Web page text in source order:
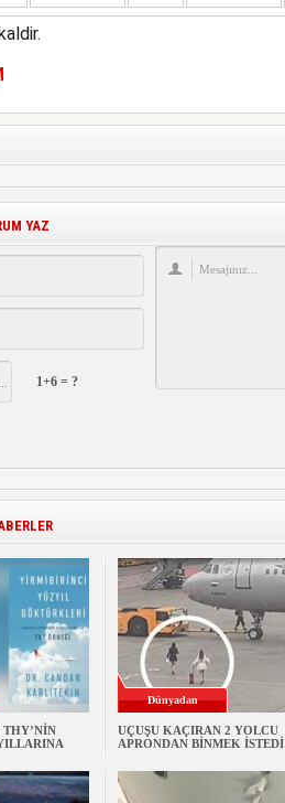
YAZ
1+6 = ?
THY’NİN
Dünyadan
UÇUŞU KAÇIRAN 2 YOLCU
APRONDAN BİNMEK İSTEDİ